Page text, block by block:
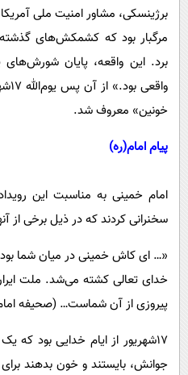
برژینسکی، مشاور امنیت ملی
مرگبار بود که کشمکش‌های گذشته
برد. این واقعه، پایان شورش‌های
خونین» معروف شد.
پیام امام(ره)
امام‌ خمینی به مناسبت این
سخنرانی کردند که در ذیل برخی از
«… ای کاش خمینی در میان شما بود
خدای تعالی کشته می‏‌شد. ملت
پیروزی از آن شماست… (صحیفه امام، ج‏ ۳، ص
۱۷شهریور از ایام خدایی بود